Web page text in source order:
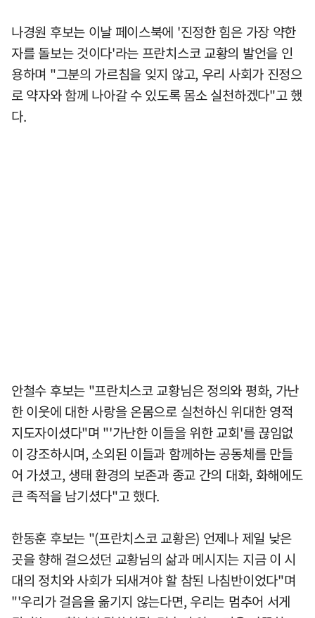
나경원 후보는 이날 페이스북에 '진정한 힘은 가장 약한
자를 돌보는 것이다'라는 프란치스코 교황의 발언을 인
용하며 "그분의 가르침을 잊지 않고, 우리 사회가 진정으
로 약자와 함께 나아갈 수 있도록 몸소 실천하겠다"고 했
다.
안철수 후보는 "프란치스코 교황님은 정의와 평화, 가난
한 이웃에 대한 사랑을 온몸으로 실천하신 위대한 영적
지도자이셨다"며 "'가난한 이들을 위한 교회'를 끊임없
이 강조하시며, 소외된 이들과 함께하는 공동체를 만들
어 가셨고, 생태 환경의 보존과 종교 간의 대화, 화해에도
큰 족적을 남기셨다"고 했다.
한동훈 후보는 "(프란치스코 교황은) 언제나 제일 낮은
곳을 향해 걸으셨던 교황님의 삶과 메시지는 지금 이 시
대의 정치와 사회가 되새겨야 할 참된 나침반이었다"며
"'우리가 걸음을 옮기지 않는다면, 우리는 멈추어 서게